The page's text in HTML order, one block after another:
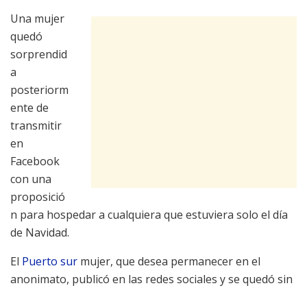
Una mujer
quedó
sorprendid
a
posteriorm
ente de
transmitir
en
Facebook
con una
proposició
n para hospedar a cualquiera que estuviera solo el día
de Navidad.
El Puerto sur mujer, que desea permanecer en el
anonimato, publicó en las redes sociales y se quedó sin